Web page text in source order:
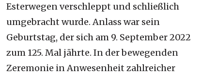
Esterwegen verschleppt und schließlich
umgebracht wurde. Anlass war sein
Geburtstag, der sich am 9. September 2022
zum 125. Mal jährte. In der bewegenden
Zeremonie in Anwesenheit zahlreicher